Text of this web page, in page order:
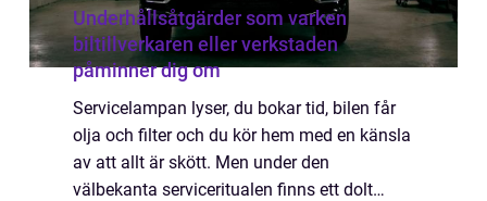
Underhållsåtgärder som varken
biltillverkaren eller verkstaden
påminner dig om
Servicelampan lyser, du bokar tid, bilen får
olja och filter och du kör hem med en känsla
av att allt är skött. Men under den
välbekanta serviceritualen finns ett dolt